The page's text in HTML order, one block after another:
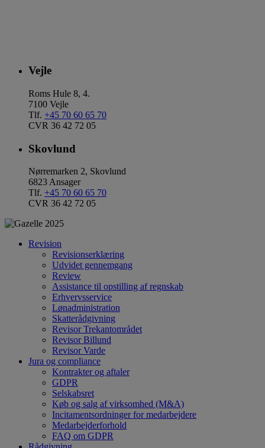
Vejle
Roms Hule 8, 4.
7100 Vejle
Tlf. +45 70 60 65 70
CVR 36 42 72 05
Skovlund
Nørremarken 2, Skovlund
6823 Ansager
Tlf. +45 70 60 65 70
CVR 36 42 72 05
Revision
Revisionserklæring
Udvidet gennemgang
Review
Assistance til opstilling af regnskab
Erhvervsservice
Lønadministration
Skatterådgivning
Revisor Trekantområdet
Revisor Billund
Revisor Varde
Jura og compliance
Kontrakter og aftaler
GDPR
Selskabsret
Køb og salg af virksomhed (M&A)
Incitamentsordninger for medarbejdere
Medarbejderforhold
FAQ om GDPR